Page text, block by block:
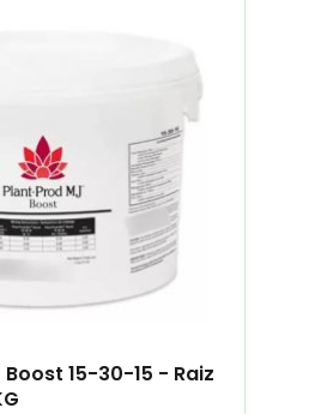
15-30-15 - Raiz